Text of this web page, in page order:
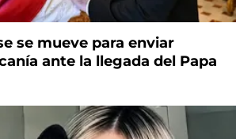
se mueve para enviar
ante la llegada del Papa